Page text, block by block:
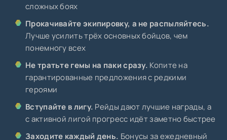
сложных боях
Прокачивайте экипировку, а не распыляйтесь.
Лучше усилить трёх основных бойцов, чем
понемногу всех
Не тратьте гемы на паки сразу. Копите на
гарантированные предложения с редкими
героями
Вступайте в лигу. Рейды дают лучшие награды, а
с активной лигой прогресс идёт заметно быстрее
Заходите каждый день. Бонусы за ежедневный